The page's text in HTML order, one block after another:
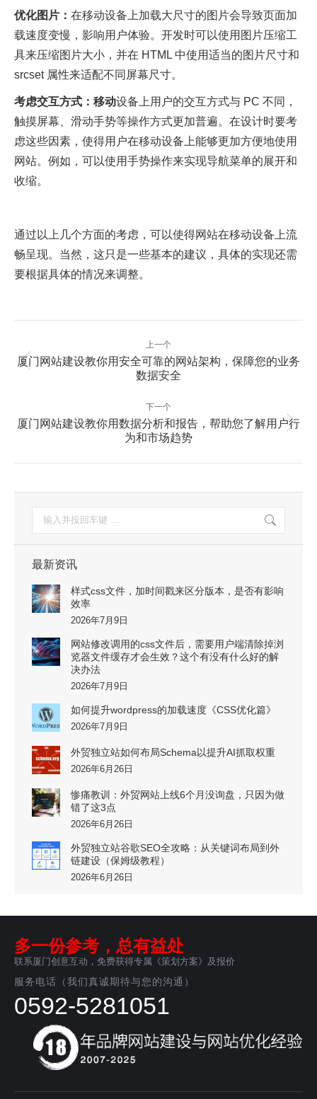
优化图片： 在移动设备上加载大尺寸的图片会导致页面加
载速度变慢，影响用户体验。开发时可以使用图片压缩工
具来压缩图片大小，并在 HTML 中使用适当的图片尺寸和
srcset 属性来适配不同屏幕尺寸。
考虑交互方式：移动设备上用户的交互方式与 PC 不同，
触摸屏幕、滑动手势等操作方式更加普遍。在设计时要考
虑这些因素，使得用户在移动设备上能够更加方便地使用
网站。例如，可以使用手势操作来实现导航菜单的展开和
收缩。
通过以上几个方面的考虑，可以使得网站在移动设备上流
畅呈现。当然，这只是一些基本的建议，具体的实现还需
要根据具体的情况来调整。
章
上一个
上
一
厦门网站建设教你用安全可靠的网站架构，保障您的业务
数据安全
下一个
下
一
厦门网站建设教你用数据分析和报告，帮助您了解用户行
为和市场趋势
索：
最新资讯
样式css文件，加时间戳来区分版本，是否有影响
效率
2026年7月9日
网站修改调用的css文件后，需要用户端清除掉浏
览器文件缓存才会生效？这个有没有什么好的解
决办法
2026年7月9日
如何提升wordpress的加载速度《CSS优化篇》
2026年7月9日
外贸独立站如何布局Schema以提升AI抓取权重
2026年6月26日
惨痛教训：外贸网站上线6个月没询盘，只因为做
错了这3点
2026年6月26日
外贸独立站谷歌SEO全攻略：从关键词布局到外
链建设（保姆级教程）
2026年6月26日
多一份参考，总有益处
联系厦门创意互动，免费获得专属《策划方案》及报价
服务电话（我们真诚期待与您的沟通）
0592-5281051